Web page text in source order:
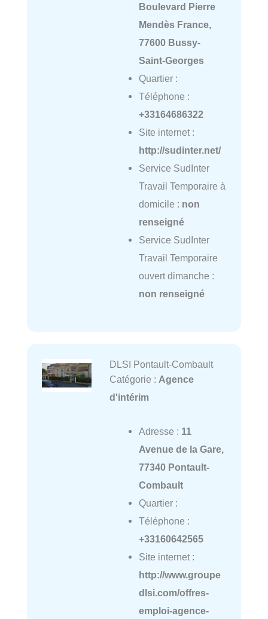
Boulevard Pierre
Mendès France,
77600 Bussy-
Saint-Georges
Quartier :
Téléphone :
+33164686322
Site internet :
http://sudinter.net/
Service SudInter
Travail Temporaire à
domicile : non
renseigné
Service SudInter
Travail Temporaire
ouvert dimanche :
non renseigné
DLSI Pontault-Combault
Catégorie : Agence
d'intérim
Adresse : 11
Avenue de la Gare,
77340 Pontault-
Combault
Quartier :
Téléphone :
+33160642565
Site internet :
http://www.groupe
dlsi.com/offres-
emploi-agence-